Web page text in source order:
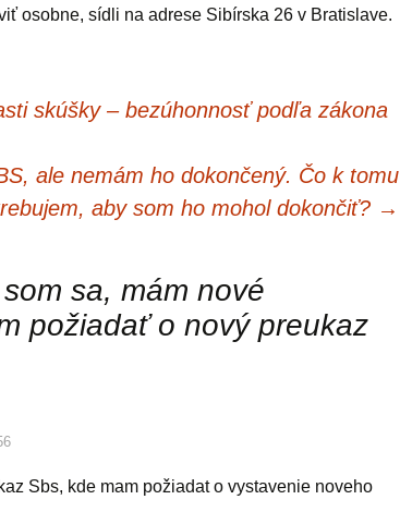
osobne, sídli na adrese Sibírska 26 v Bratislave.
skúšky – bezúhonnosť podľa zákona
ale nemám ho dokončený. Čo k tomu
aby som ho mohol dokončiť? →
sa, mám nové
požiadať o nový preukaz
Sbs, kde mam požiadat o vystavenie noveho